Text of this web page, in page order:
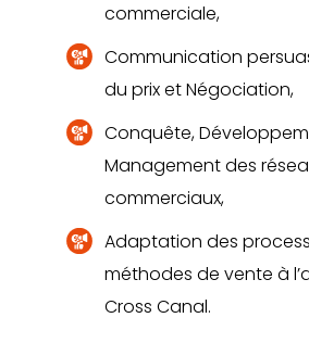
commerciale,
Communication
du prix et Négociation,
Conquête,
Management des
commerciaux,
Adaptation des
méthodes de vente à
Cross Canal.